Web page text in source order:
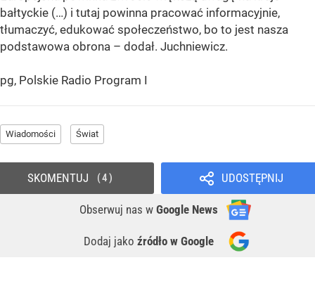
bałtyckie (…) i tutaj powinna pracować informacyjnie,
tłumaczyć, edukować społeczeństwo, bo to jest nasza
podstawowa obrona – dodał. Juchniewicz.
pg, Polskie Radio Program I
Wiadomości Świat
UDOSTĘPNIJ
Obserwuj nas w Google News
Dodaj jako źródło w Google
SKOMENTUJ 4